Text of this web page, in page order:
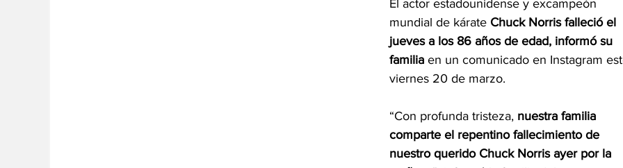
El actor estadounidense y excampeón
mundial de kárate Chuck Norris falleció el
jueves a los 86 años de edad, informó su
familia en un comunicado en Instagram
viernes 20 de marzo.
“Con profunda tristeza, nuestra familia
comparte el repentino fallecimiento de
nuestro querido Chuck Norris ayer por la